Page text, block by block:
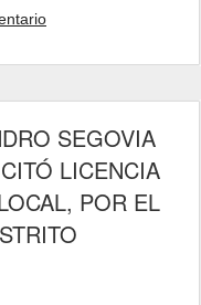
SEGOVIA
LICENCIA
POR EL